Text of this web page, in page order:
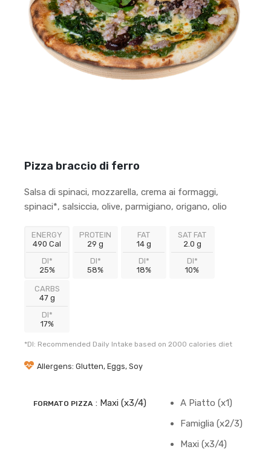
Pizza braccio di ferro
Salsa di spinaci, mozzarella, crema ai formaggi,
spinaci*, salsiccia, olive, parmigiano, origano, olio
ENERGY
490 Cal
DI*
25%
PROTEIN
29 g
DI*
58%
FAT
14 g
DI*
18%
SAT FAT
2.0 g
DI*
10%
CARBS
47 g
DI*
17%
*DI: Recommended Daily Intake based on 2000 calories diet
Allergens: Glutten, Eggs, Soy
FORMATO PIZZA : Maxi (x3/4)
A Piatto (x1)
Famiglia (x2/3)
Maxi (x3/4)